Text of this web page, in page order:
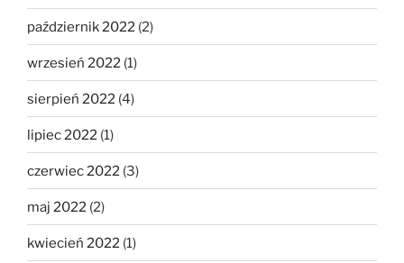
październik 2022 (2)
wrzesień 2022 (1)
sierpień 2022 (4)
lipiec 2022 (1)
czerwiec 2022 (3)
maj 2022 (2)
kwiecień 2022 (1)